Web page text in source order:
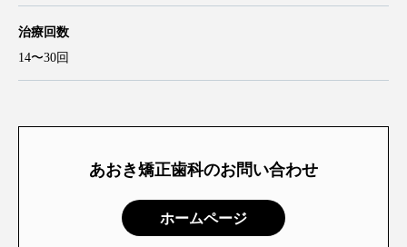
治療回数
14〜30回
あおき矯正歯科のお問い合わせ
ホームページ